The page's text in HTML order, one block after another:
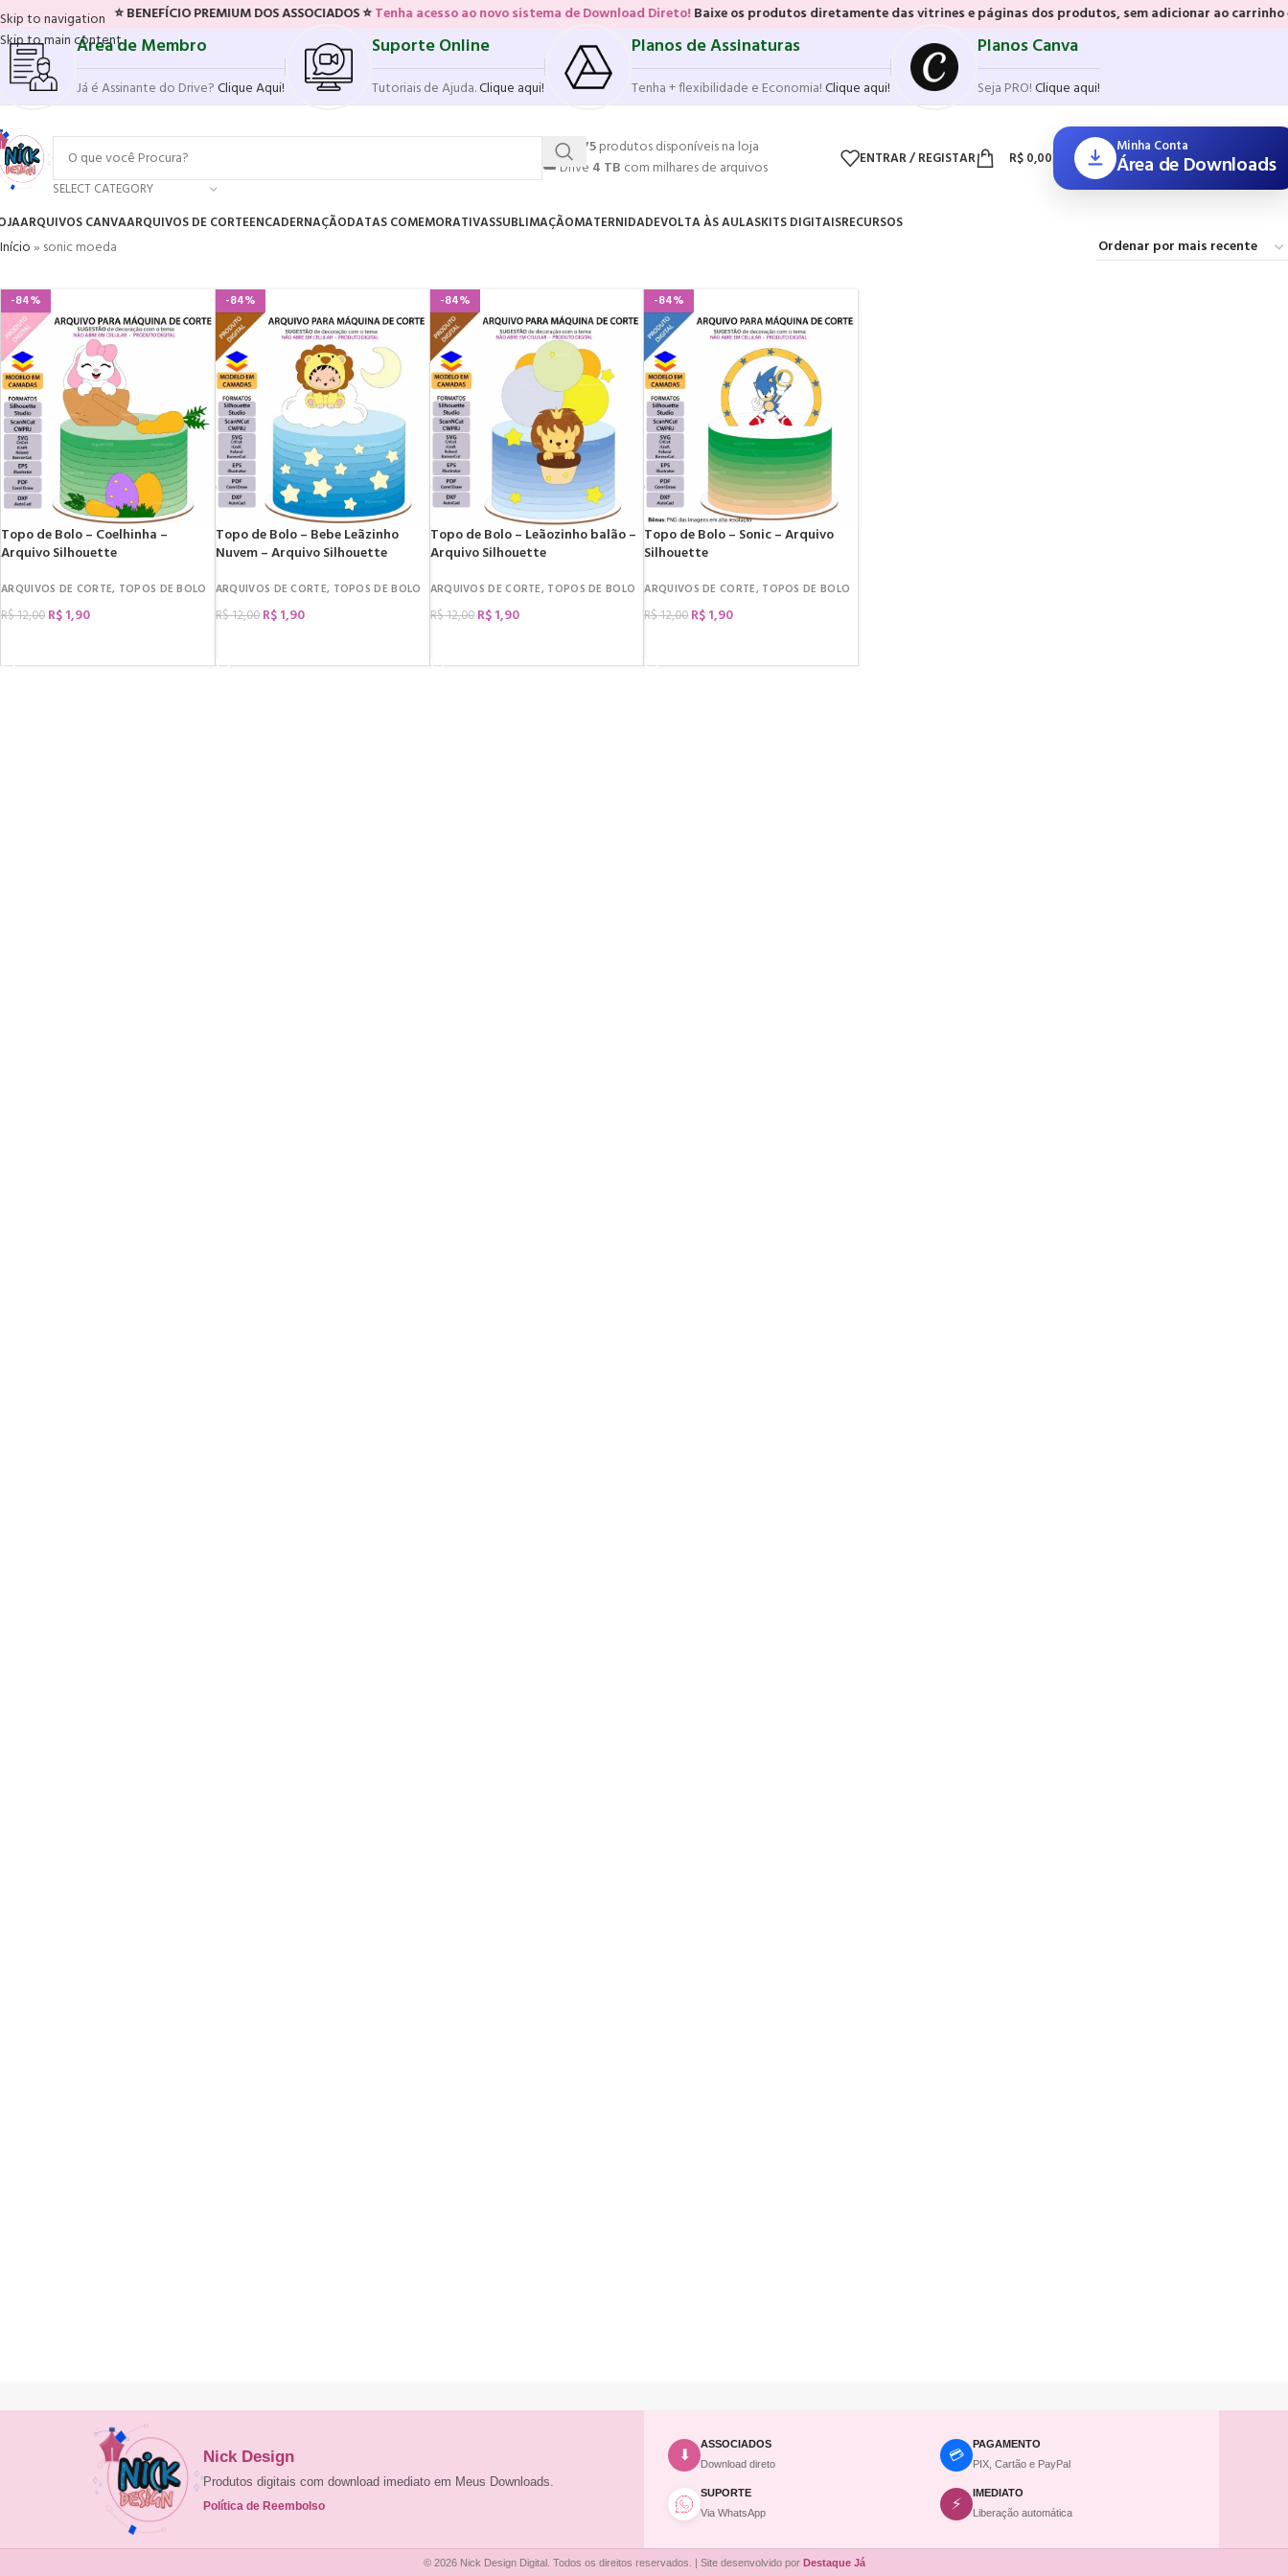
Skip to navigation
Skip to main content
⭐ BENEFÍCIO PREMIUM DOS ASSOCIADOS ⭐Tenha acesso ao novo sistema de Download Direto!Baixe os produtos diretamente das vitrines e páginas dos produtos, sem adicionar ao carrinho e sem
Área de Membro
Já é Assinante do Drive?Clique Aqui!
Suporte Online
Tutoriais de Ajuda.Clique aqui!
Planos de Assinaturas
Tenha + flexibilidade e Economia!Clique aqui!
Planos Canva
Seja PRO!Clique aqui!
SELECT CATEGORY
💥17.575produtos disponíveis na loja
☁️ Drive 4 TB com milhares de arquivos ENTRAR / REGISTAR R$0,00
Minha Conta
Área de Downloads
ARQUIVOS CANVAARQUIVOS DE CORTEENCADERNAÇÃODATAS COMEMORATIVASSUBLIMAÇÃOMATERNIDADEVOLTA ÀS AULASKITS DIGITAISRECURSOS
Início» sonic moeda
-84%
Topo de Bolo – Coelhinha –
Arquivo Silhouette
ARQUIVOS DE CORTE, TOPOS DE BOLO
R$12,00 R$1,90
-84%
Topo de Bolo – Bebe Leãzinho
Nuvem – Arquivo Silhouette
ARQUIVOS DE CORTE, TOPOS DE BOLO
R$12,00 R$1,90
-84%
Topo de Bolo – Leãozinho balão –
Arquivo Silhouette
ARQUIVOS DE CORTE, TOPOS DE BOLO
R$12,00 R$1,90
-84%
Topo de Bolo – Sonic – Arquivo
Silhouette
ARQUIVOS DE CORTE, TOPOS DE BOLO
R$12,00R$1,90
Nick Design
Produtos digitais com download imediato em Meus Downloads.
Política de Reembolso
⬇
ASSOCIADOS
Download direto
💳
PAGAMENTO
PIX, Cartão e PayPal
SUPORTE
Via WhatsApp
⚡
IMEDIATO
Liberação automática
© 2026 Nick Design Digital. Todos os direitos reservados. | Site desenvolvido por Destaque Já